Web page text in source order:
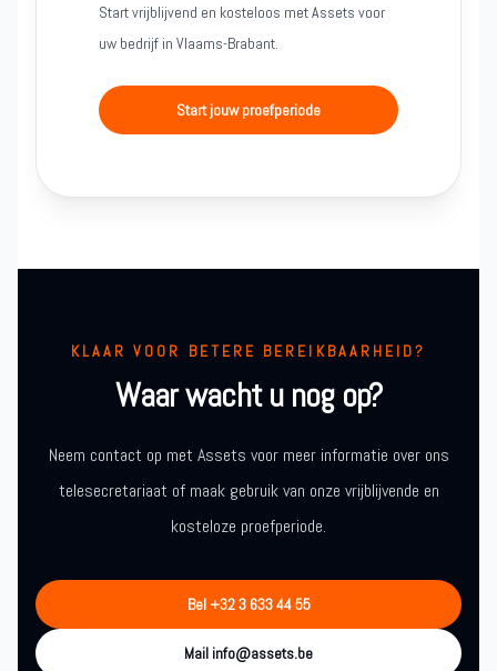
Start vrijblijvend en kosteloos met Assets voor
uw bedrijf in Vlaams-Brabant.
Start jouw proefperiode
KLAAR VOOR BETERE BEREIKBAARHEID?
Waar wacht u nog op?
Neem contact op met Assets voor meer informatie over ons
telesecretariaat of maak gebruik van onze vrijblijvende en
kosteloze proefperiode.
Bel +32 3 633 44 55
Mail info@assets.be